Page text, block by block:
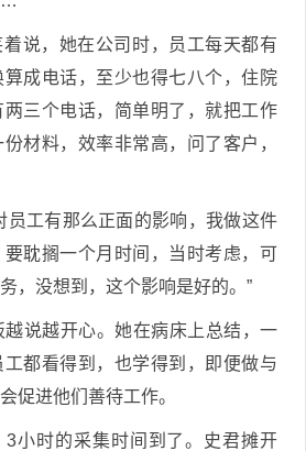
说，她在公司时，员工每天都有
成电话，至少也得七八个，住院
三个电话，简单明了，就把工作
材料，效率非常高，问了客户，
员工有那么正面的影响，我做这件
耽搁一个月时间，当时考虑，可
，没想到，这个影响是好的。”
说越开心。她在病床上总结，一
都看得到，也学得到，即便做与
促进他们善待工作。
3小时的采集时间到了。史君摊开